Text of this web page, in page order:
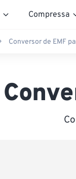
Compressa
Conversor de EMF